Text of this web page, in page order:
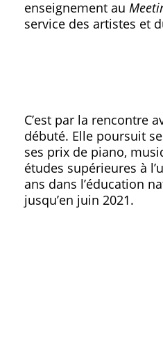
enseignement au
service des artistes et
C’est par la rencontre
débuté. Elle poursuit
ses prix de piano,
études supérieures à
ans dans l’éducation
jusqu’en juin 2021.